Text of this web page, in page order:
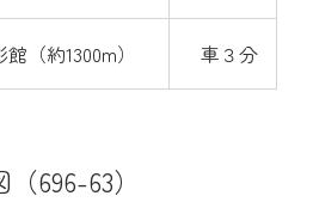
（約1300m） 車３分
696-63）